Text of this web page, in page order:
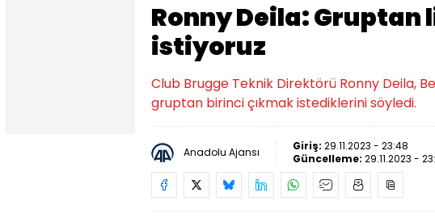
Ronny Deila: Gruptan
istiyoruz
Club Brugge Teknik Direktörü Ronny Deila,
gruptan birinci çıkmak istediklerini söyledi.
Anadolu Ajansı Giriş: 29.11.2023 - 23:48
Güncelleme: 29.11.2023 -